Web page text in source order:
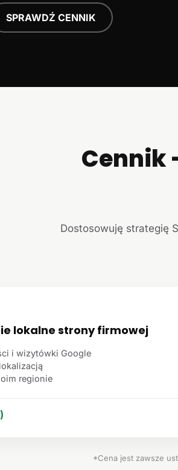
SPRAWDŹ CENNIK
Cennik
Dostosowuję strategię
lokalne strony firmowej
i wizytówki Google
regionie
*Cena jest zawsze